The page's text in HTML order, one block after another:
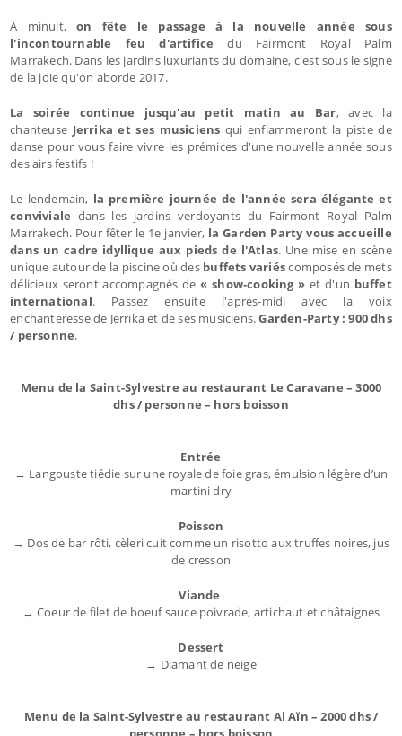
A minuit,on fête le passage à la nouvelle année sous
l'incontournable feu d'artificedu Fairmont Royal Palm
Marrakech. Dans les jardins luxuriants du domaine, c'est sous le signe
de la joie qu'on aborde 2017.
La soirée continue jusqu'au petit matin au Bar, avec la
chanteuse Jerrika et ses musiciens qui enflammeront la piste de
danse pour vous faire vivre les prémices d'une nouvelle année sous
des airs festifs !
Le lendemain, la première journée de l'année sera élégante et
conviviale dans les jardins verdoyants du Fairmont Royal Palm
Marrakech. Pour fêter le 1e janvier, la Garden Party vous accueille
dans un cadre idyllique aux pieds de l'Atlas. Une mise en scène
unique autour de la piscine où des buffets variéscomposés de mets
délicieux seront accompagnés de« show-cooking » et d'un buffet
international. Passez ensuite l'après-midi avec la voix
enchanteresse de Jerrika et de ses musiciens.Garden-Party : 900 dhs
/ personne.
Menu de la Saint-Sylvestre au restaurant Le Caravane – 3000
dhs / personne – hors boisson
Entrée
→ Langouste tiédie sur une royale de foie gras, émulsion légère d’un
martini dry
Poisson
→ Dos de bar rôti, cèleri cuit comme un risotto aux truffes noires, jus
de cresson
Viande
→ Coeur de filet de boeuf sauce poivrade, artichaut et châtaignes
Dessert
→ Diamant de neige
Menu de la Saint-Sylvestre au restaurant Al Aïn – 2000 dhs /